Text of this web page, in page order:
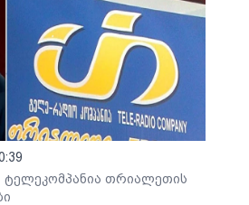
ტელეკომპანია თრიალეთის